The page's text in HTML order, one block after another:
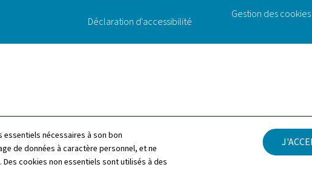
nécessaires à son bon
de données à caractère personnel, et ne
cookies non essentiels sont utilisés à des
Déclaration d'accessibilité
Gestion des cookies